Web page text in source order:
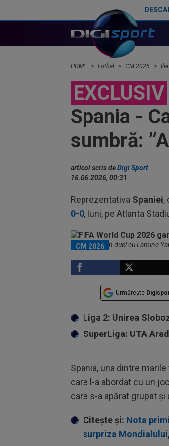
HOME Fotbal CM 2026 Ilie
EXCLUSIV
Spania -
sumbră:
articol scris deDigi Sport
16.06.2026, 00:31
Reprezentativa Spaniei,
0-0, luni, pe Atlanta
CM 2026
Joao Paulo, în duel cu Lamine
Urmărește
Liga 2: Unirea
SuperLiga: UTA
Spania, una dintre
care l-a abordat cu un
care s-a apărat grupat
Citește și: Nota
surpriza